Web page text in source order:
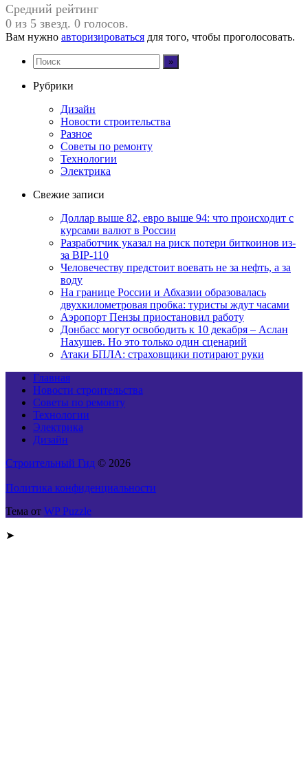
Средний рейтинг
0 из 5 звезд. 0 голосов.
Вам нужно авторизироваться для того, чтобы проголосовать.
Рубрики
Дизайн
Новости строительства
Разное
Советы по ремонту
Технологии
Электрика
Свежие записи
Доллар выше 82, евро выше 94: что происходит с
курсами валют в России
Разработчик указал на риск потери биткоинов из-
за BIP-110
Человечеству предстоит воевать не за нефть, а за
воду
На границе России и Абхазии образовалась
двухкилометровая пробка: туристы ждут часами
Аэропорт Пензы приостановил работу
Донбасс могут освободить к 10 декабря – Аслан
Нахушев. Но это только один сценарий
Атаки БПЛА: страховщики потирают руки
Главная
Новости строительства
Советы по ремонту
Технологии
Электрика
Дизайн
Строительный Гид © 2026
Политика конфиденциальности
Тема от WP Puzzle
➤